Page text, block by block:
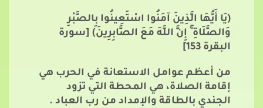
(يَا أَيُّهَا الَّذِينَ آمَنُوا اسْتَعِينُوا بِالصَّبْرِ
وَالصَّلَاةِ إِنَّ اللَّهَ مَعَ الصَّابِرِينَ) [سورة
البقرة 153]
من أعظم عوامل الاستعانة في الحرب هي
إقامة الصلاة، هي المحطة التي تزود
الجندي بالطاقة والإمداد من رب العباد .